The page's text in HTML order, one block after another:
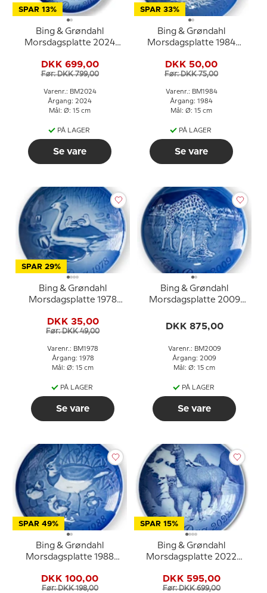
SPAR 13%
Bing & Grøndahl
Morsdagsplatte 2024
DKK 699,00
Før: DKK 799,00
Varenr.: BM2024
Årgang: 2024
Mål: Ø: 15 cm
PÅ LAGER
Se vare
SPAR 33%
Bing & Grøndahl
Morsdagsplatte 1984
DKK 50,00
Før: DKK 75,00
Varenr.: BM1984
Årgang: 1984
Mål: Ø: 15 cm
PÅ LAGER
Se vare
SPAR 29%
Bing & Grøndahl
Morsdagsplatte 1978
DKK 35,00
Før: DKK 49,00
Varenr.: BM1978
Årgang: 1978
Mål: Ø: 15 cm
PÅ LAGER
Se vare
Bing & Grøndahl
Morsdagsplatte 2009
DKK 875,00
Varenr.: BM2009
Årgang: 2009
Mål: Ø: 15 cm
PÅ LAGER
Se vare
SPAR 49%
Bing & Grøndahl
Morsdagsplatte 1988
DKK 100,00
Før: DKK 198,00
SPAR 15%
Bing & Grøndahl
Morsdagsplatte 2022
DKK 595,00
Før: DKK 699,00